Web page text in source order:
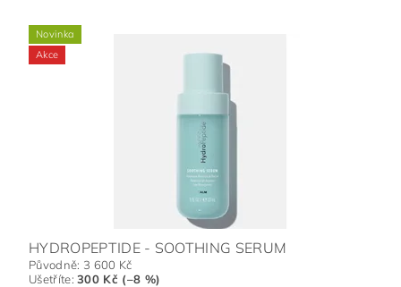
Novinka
Akce
HYDROPEPTIDE - SOOTHING SERUM
Původně: 3 600 Kč
Ušetříte:300 Kč (–8 %)